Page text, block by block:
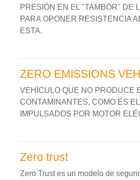
PRESIÓN EN EL "TAMBOR" DE
PARA OPONER RESISTENCIA
ESTA.
ZERO EMISSIONS
VEHÍCULO QUE NO PRODUCE
CONTAMINANTES, COMO ES
IMPULSADOS POR MOTOR
Zero trust
Zero Trust es un modelo de